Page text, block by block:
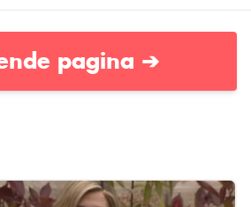
pagina ➔